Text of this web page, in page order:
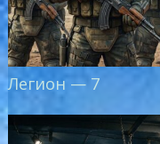
Легион — 7